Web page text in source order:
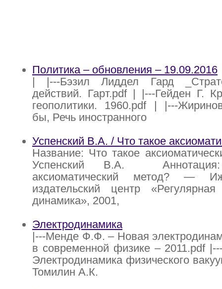
Политика – обновления – 19.09.2016
| |---Бэзил Лиддел Гард
действий. Гарт.pdf | |---Гейден Г.
геополитики. 1960.pdf | |---
бы, Речь иностранного
Успенский В.А. / Что такое
Название: Что такое
Успенский В.А.
аксиоматический метод? —
издательский центр
динамика», 2001,
Электродинамика
|---Менде Ф.Ф. – Новая
в современной физике – 2011.pdf
Электродинамика физического
Томилин А.К.